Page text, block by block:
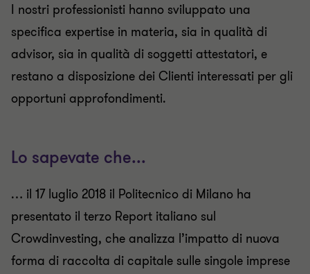
I nostri professionisti hanno sviluppato una
specifica expertise in materia, sia in qualità di
advisor, sia in qualità di soggetti attestatori, e
restano a disposizione dei Clienti interessati per gli
opportuni approfondimenti.
Lo sapevate che...
… il 17 luglio 2018 il Politecnico di Milano ha
presentato il terzo Report italiano sul
Crowdinvesting, che analizza l’impatto di nuova
forma di raccolta di capitale sulle singole imprese